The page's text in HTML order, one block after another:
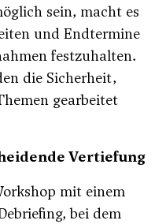
sein, macht es
und Endtermine
festzuhalten.
die Sicherheit,
gearbeitet
Vertiefung
mit einem
bei dem